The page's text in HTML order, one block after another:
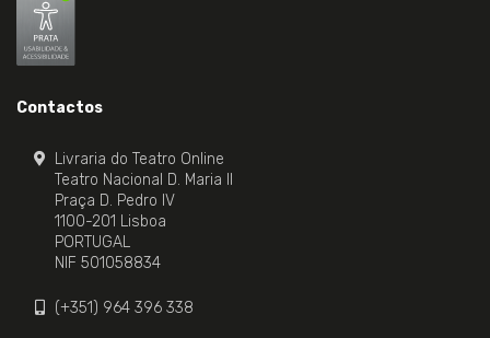
Contactos
Livraria do Teatro Online
Teatro Nacional D. Maria II
Praça D. Pedro IV
1100-201 Lisboa
PORTUGAL
NIF 501058834
(+351) 964 396 338